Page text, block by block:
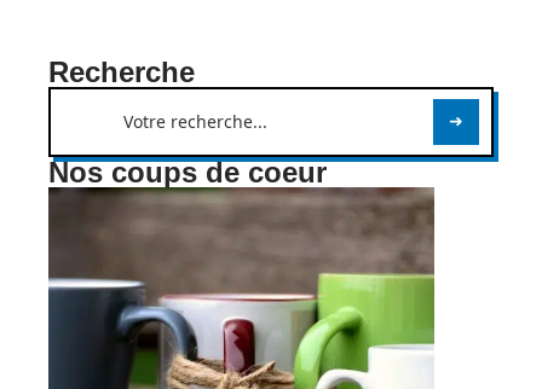
Recherche
Nos coups de coeur